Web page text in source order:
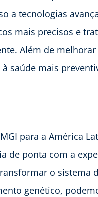
a tecnologias
mais precisos e
Além de
saúde mais
para a América
de ponta com a
o sistema
genético,